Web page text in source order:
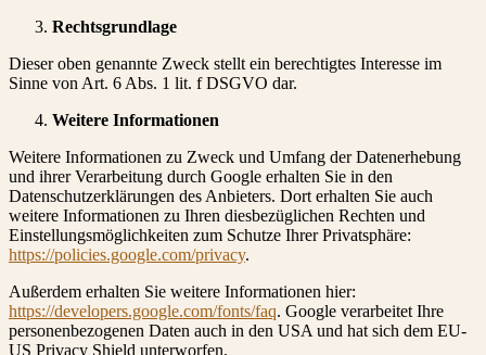
Rechtsgrundlage
Dieser oben genannte Zweck stellt ein berechtigtes Interesse im
Sinne von Art. 6 Abs. 1 lit. f DSGVO dar.
Weitere Informationen
Weitere Informationen zu Zweck und Umfang der Datenerhebung
und ihrer Verarbeitung durch Google erhalten Sie in den
Datenschutzerklärungen des Anbieters. Dort erhalten Sie auch
weitere Informationen zu Ihren diesbezüglichen Rechten und
Einstellungsmöglichkeiten zum Schutze Ihrer Privatsphäre:
https://policies.google.com/privacy.
Außerdem erhalten Sie weitere Informationen hier:
https://developers.google.com/fonts/faq. Google verarbeitet Ihre
personenbezogenen Daten auch in den USA und hat sich dem EU-
US Privacy Shield unterworfen,